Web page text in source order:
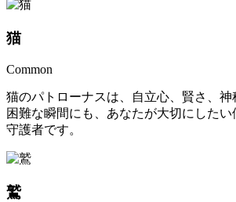
猫
Common
猫のパトローナスは、自立心、賢さ、神
困難な瞬間にも、あなたが大切にした
守護者です。
鷲